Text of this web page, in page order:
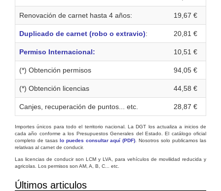
Renovación de carnet hasta 4 años: 19,67 €
Duplicado de carnet (robo o extravio): 20,81 €
Permiso Internacional: 10,51 €
(*) Obtención permisos 94,05 €
(*) Obtención licencias 44,58 €
Canjes, recuperación de puntos... etc. 28,87 €
Importes únicos para todo el territorio nacional. La DGT los actualiza a inicios de
cada año conforme a los Presupuestos Generales del Estado. El catálogo oficial
completo de tasas lo puedes consultar aquí (PDF) . Nosotros solo publicamos las
relativas al carnet de conducir.
Las licencias de conducir son LCM y LVA, para vehículos de movilidad reducida y
agricolas. Los permisos son AM, A, B, C... etc.
Últimos articulos